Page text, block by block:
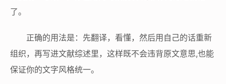
了。
正确的用法是：先翻译，看懂，然后用自己的话重新
组织，再写进文献综述里，这样既不会违背原文意思,也能
保证你的文字风格统一。